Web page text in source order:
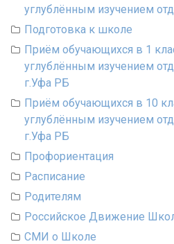
углублённым изучением
Подготовка к школе
Приём обучающихся в 1
углублённым изучением
г.Уфа РБ
Приём обучающихся в 10
углублённым изучением
г.Уфа РБ
Профориентация
Расписание
Родителям
Российское Движение
СМИ о Школе